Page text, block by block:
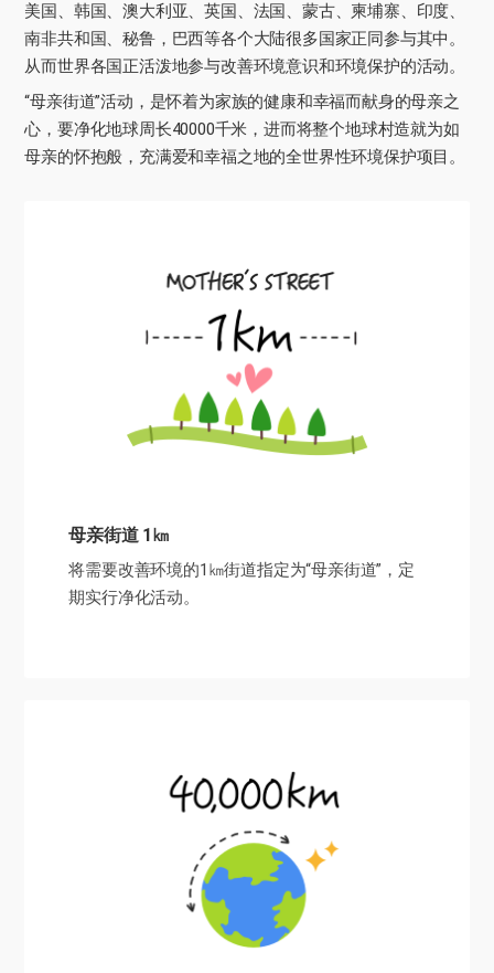
美国、韩国、澳大利亚、英国、法国、蒙古、柬埔寨、印度、
南非共和国、秘鲁，巴西等各个大陆很多国家正同参与其中。
从而世界各国正活泼地参与改善环境意识和环境保护的活动。
“母亲街道”活动，是怀着为家族的健康和幸福而献身的母亲之
心，要净化地球周长40000千米，进而将整个地球村造就为如
母亲的怀抱般，充满爱和幸福之地的全世界性环境保护项目。
母亲街道 1㎞
将需要改善环境的1㎞街道指定为“母亲街道”， 定
期实行净化活动。